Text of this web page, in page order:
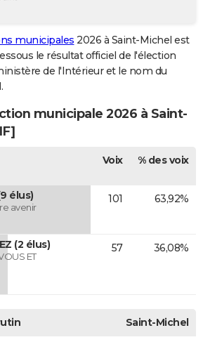
municipales 2026 à Saint-Michel est
le résultat officiel de l'élection
de l'Intérieur et le nom du
municipale 2026 à Saint-
Voix % des voix
élus)
avenir
101 63,92%
(2 élus)
ET
57 36,08%
Saint-Michel